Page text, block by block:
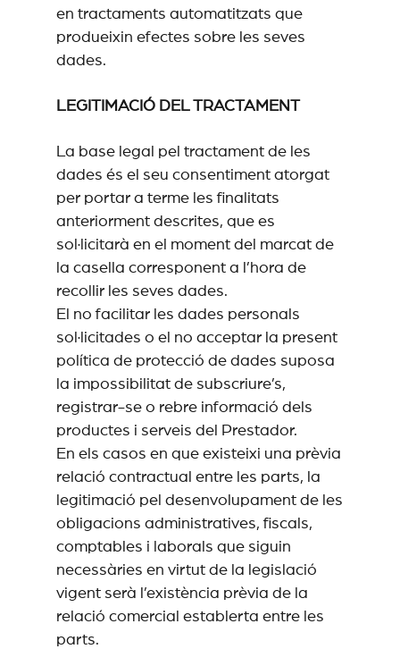
en tractaments automatitzats que
produeixin efectes sobre les seves
dades.
LEGITIMACIÓ DEL TRACTAMENT
La base legal pel tractament de les
dades és el seu consentiment atorgat
per portar a terme les finalitats
anteriorment descrites, que es
sol·licitarà en el moment del marcat de
la casella corresponent a l’hora de
recollir les seves dades.
El no facilitar les dades personals
sol·licitades o el no acceptar la present
política de protecció de dades suposa
la impossibilitat de subscriure’s,
registrar-se o rebre informació dels
productes i serveis del Prestador.
En els casos en que existeixi una prèvia
relació contractual entre les parts, la
legitimació pel desenvolupament de les
obligacions administratives, fiscals,
comptables i laborals que siguin
necessàries en virtut de la legislació
vigent serà l’existència prèvia de la
relació comercial establerta entre les
parts.